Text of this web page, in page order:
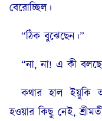
বেরোচ্ছিল।
“ঠিক বুঝেছেন।”
“না, না! এ কী
কথার হাল ইয়ুকি
হওয়ার কিছু নেই,